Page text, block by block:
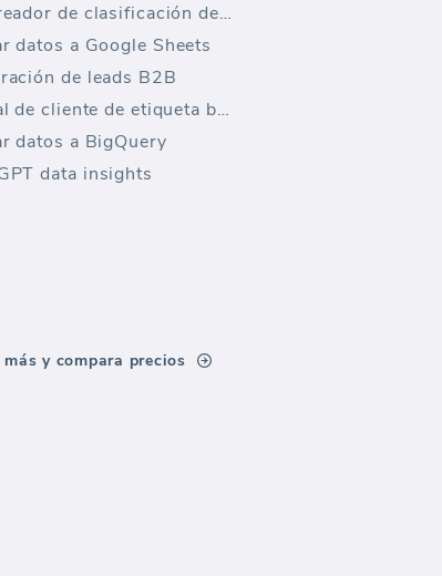
Rastreador de clasificación de palabras clave
datos a Google Sheets
de leads B2B
Portal de cliente de etiqueta blanca
datos a BigQuery
data insights
más y compara precios